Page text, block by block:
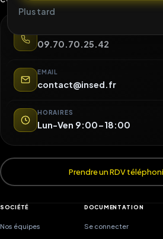
★★★★★
coacher en toute confiance.
Antoine L
Plus tard
09.70.70.25.42
EMAIL
contact@insed.fr
HORAIRES
Lun-Ven 9:00-18:00
Prendre un RDV
SOCIÉTÉ
Nos équipes
DOCUMENTATION
Se connecter